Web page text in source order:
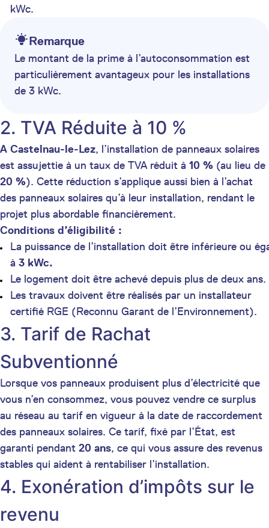
kWc.
Remarque
Le montant de la prime à l’autoconsommation est
particulièrement avantageux pour les installations
de 3 kWc.
2. TVA Réduite à 10 %
A Castelnau-le-Lez, l’installation de panneaux solaires
est assujettie à un taux de TVA réduit à 10 % (au lieu de
20 %). Cette réduction s’applique aussi bien à l’achat
des panneaux solaires qu’à leur installation, rendant le
projet plus abordable financièrement.
Conditions d’éligibilité :
La puissance de l’installation doit être inférieure ou
à 3 kWc.
Le logement doit être achevé depuis plus de deux ans.
Les travaux doivent être réalisés par un installateur
certifié RGE (Reconnu Garant de l’Environnement).
3. Tarif de Rachat
Subventionné
Lorsque vos panneaux produisent plus d’électricité que
vous n’en consommez, vous pouvez vendre ce surplus
au réseau au tarif en vigueur à la date de raccordement
des panneaux solaires. Ce tarif, fixé par l’État, est
garanti pendant 20 ans, ce qui vous assure des revenus
stables qui aident à rentabiliser l’installation.
4. Exonération d’impôts sur le
revenu